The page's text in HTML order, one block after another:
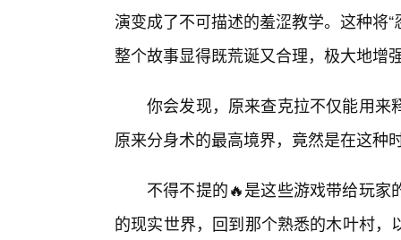
演变成了不可描述的羞涩教学。这种将
整个故事显得既荒诞又合理，极大地增
你会发现，原来查克拉不仅能用来
原来分身术的最高境界，竟然是在这种
不得不提的🔥是这些游戏带给玩
的现实世界，回到那个熟悉的木叶村